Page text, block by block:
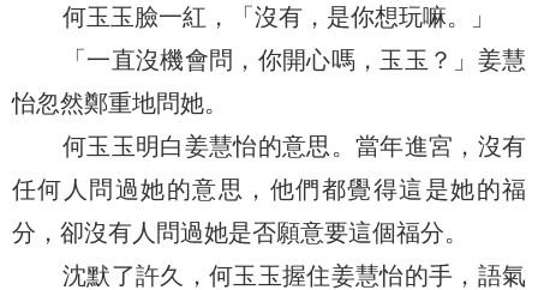
何玉玉臉一紅，「沒有，是你想玩嘛。」
「一直沒機會問，你開心嗎，玉玉？」姜慧
怡忽然鄭重地問她。
何玉玉明白姜慧怡的意思。當年進宮，沒有
任何人問過她的意思，他們都覺得這是她的福
分，卻沒有人問過她是否願意要這個福分。
沈默了許久，何玉玉握住姜慧怡的手，語氣